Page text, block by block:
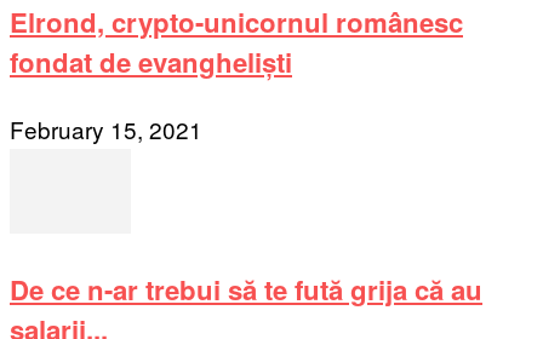
Elrond, crypto-unicornul românesc
fondat de evangheliști
February 15, 2021
De ce n-ar trebui să te fută grija că au
salarii...